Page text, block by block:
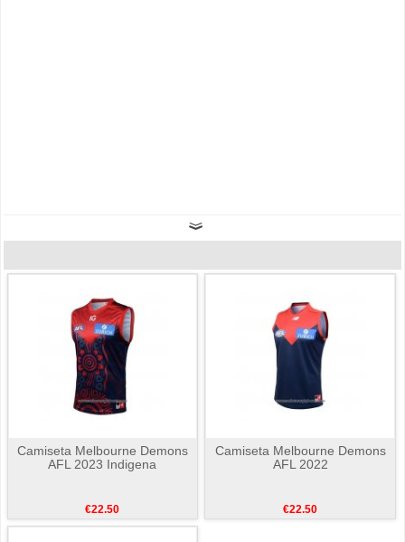
Camiseta Melbourne Demons
AFL 2023 Indigena
€22.50
Camiseta Melbourne Demons
AFL 2022
€22.50